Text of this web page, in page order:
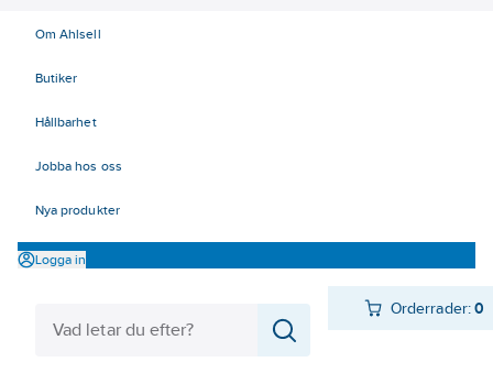
Om Ahlsell
Butiker
Hållbarhet
Jobba hos oss
Nya produkter
Logga in
Orderrader:0